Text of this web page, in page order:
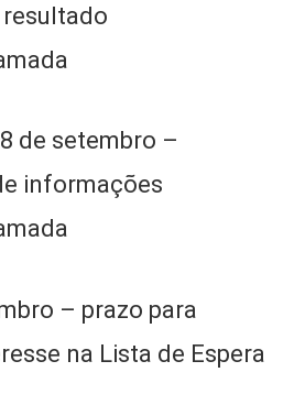
de setembro –
informações
– prazo para
na Lista de Espera